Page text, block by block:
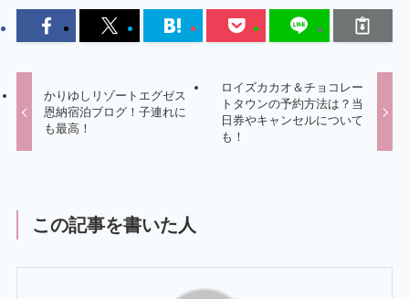
かりゆしリゾートエグゼス
恩納宿泊ブログ！子連れに
も最高！
ロイズカカオ＆チョコレー
トタウンの予約方法は？当
日券やキャンセルについて
も！
この記事を書いた人